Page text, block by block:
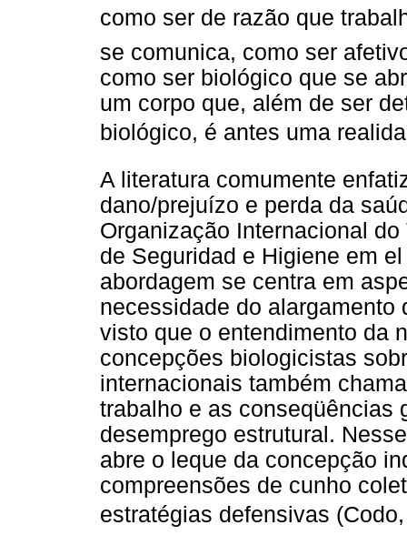
como ser de razão que
se comunica, como ser
como ser biológico que se
um corpo que, além de ser
biológico, é antes uma
A literatura comumente
dano/prejuízo e perda da
Organização Internacional
de Seguridad e Higiene em
abordagem se centra em
necessidade do
visto que o entendimento da
concepções biologicistas
internacionais também
trabalho e as conseqüências
desemprego estrutural.
abre o leque da concepção
compreensões de cunho
estratégias defensivas